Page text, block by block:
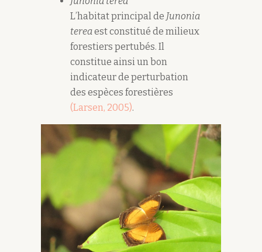
L’habitat principal de Junonia
tereaest constitué de milieux
forestiers pertubés. Il
constitue ainsi un bon
indicateur de perturbation
des espèces forestières
(Larsen, 2005).